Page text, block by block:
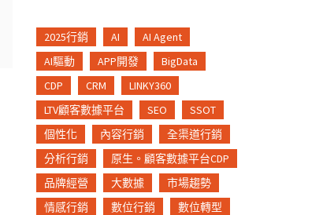
2025行銷 AI
AI Agent
AI驅動
APP開發
BigData
CDP
CRM
LINKY360
LTV顧客數據平台
SEO
SSOT
個性化
內容行銷
全渠道行銷
分析行銷
原生。顧客數據平台CDP
品牌經營
大數據
市場趨勢
情感行銷
數位行銷
數位轉型